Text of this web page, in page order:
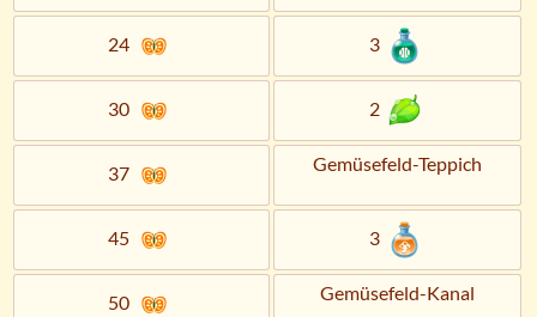
24 3
30 2
37 Gemüsefeld-Teppich
45 3
50 Gemüsefeld-Kanal